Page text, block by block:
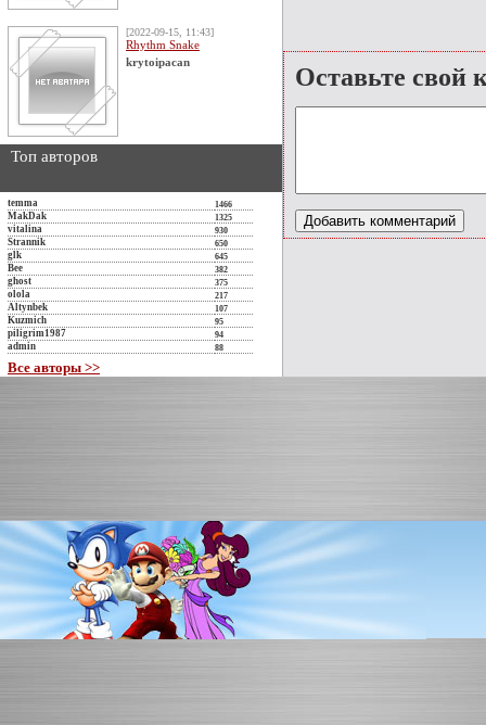
[2022-09-15, 11:43]
Rhythm Snake
krytoipacan
Топ авторов
temma 1466
MakDak 1325
vitalina 930
Strannik 650
glk 645
Bee 382
ghost 375
olola 217
Altynbek 107
Kuzmich 95
piligrim1987 94
admin 88
Все авторы >>
Оставьте свой